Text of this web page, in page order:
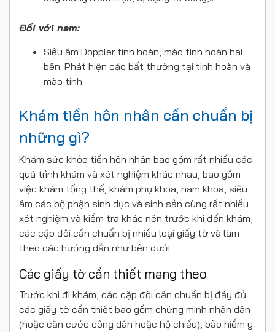
Đối với nam:
Siêu âm Doppler tinh hoàn, mào tinh hoàn hai
bên: Phát hiện các bất thường tại tinh hoàn và
mào tinh.
Khám tiền hôn nhân cần chuẩn bị
những gì?
Khám sức khỏe tiền hôn nhân bao gồm rất nhiều các
quá trình khám và xét nghiệm khác nhau, bao gồm
việc khám tổng thể, khám phụ khoa, nam khoa, siêu
âm các bộ phận sinh dục và sinh sản cùng rất nhiều
xét nghiệm và kiểm tra khác nên trước khi đến khám,
các cặp đôi cần chuẩn bị nhiều loại giấy tờ và làm
theo các hướng dẫn như bên dưới.
Các giấy tờ cần thiết mang theo
Trước khi đi khám, các cặp đôi cần chuẩn bị đầy đủ
các giấy tờ cần thiết bao gồm chứng minh nhân dân
(hoặc căn cước công dân hoặc hộ chiếu), bảo hiểm y